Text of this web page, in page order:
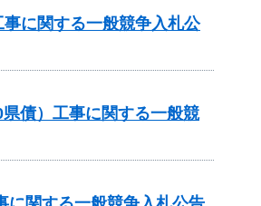
に関する一般競争入札公
債）工事に関する一般競